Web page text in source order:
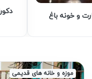
و خونه باغ
موزه و خانه های قدیمی